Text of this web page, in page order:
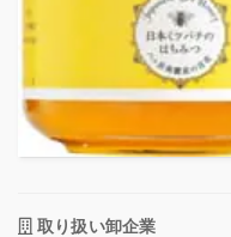
取り扱い卸企業